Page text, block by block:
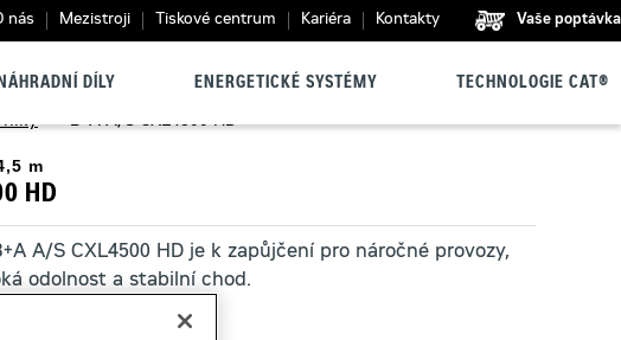
nás Mezistroji Tiskové centrum Kariéra Kontakty Vaše poptávka
DÍLY ENERGETICKÉ SYSTÉMY TECHNOLOGIE CAT®
> B+A A/S CXL4500 HD
m
HD
A/S CXL4500 HD je k zapůjčení pro náročné provozy,
odolnost a stabilní chod.